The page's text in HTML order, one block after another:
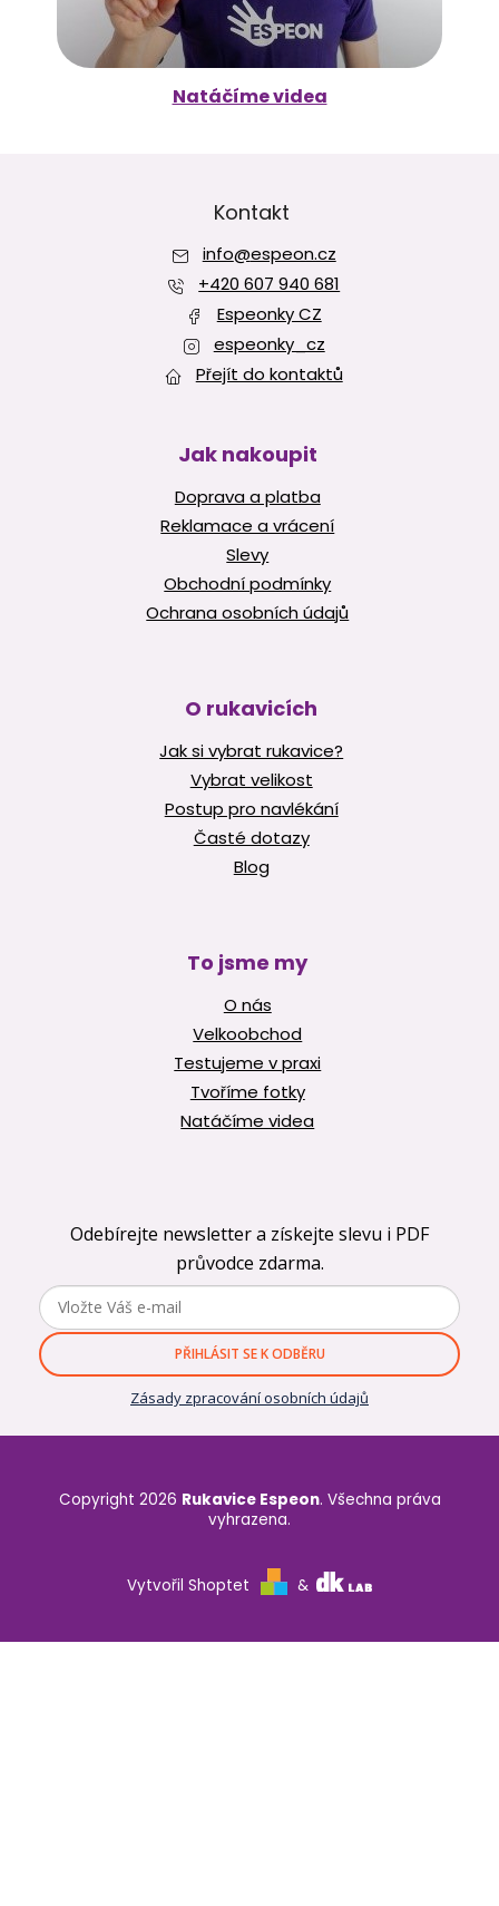
Natáčíme videa
Kontakt
info@espeon.cz
+420 607 940 681
Espeonky CZ
espeonky_cz
Přejít do kontaktů
Jak nakoupit
Doprava a platba
Reklamace a vrácení
Slevy
Obchodní podmínky
Ochrana osobních údajů
O rukavicích
Jak si vybrat rukavice?
Vybrat velikost
Postup pro navlékání
Časté dotazy
Blog
To jsme my
O nás
Velkoobchod
Testujeme v praxi
Tvoříme fotky
Natáčíme videa
Odebírejte newsletter a získejte slevu i PDF
průvodce zdarma.
PŘIHLÁSIT SE K ODBĚRU
Zásady zpracování osobních údajů
Vytvořil Shoptet &
Copyright 2026 Rukavice Espeon. Všechna práva
vyhrazena.